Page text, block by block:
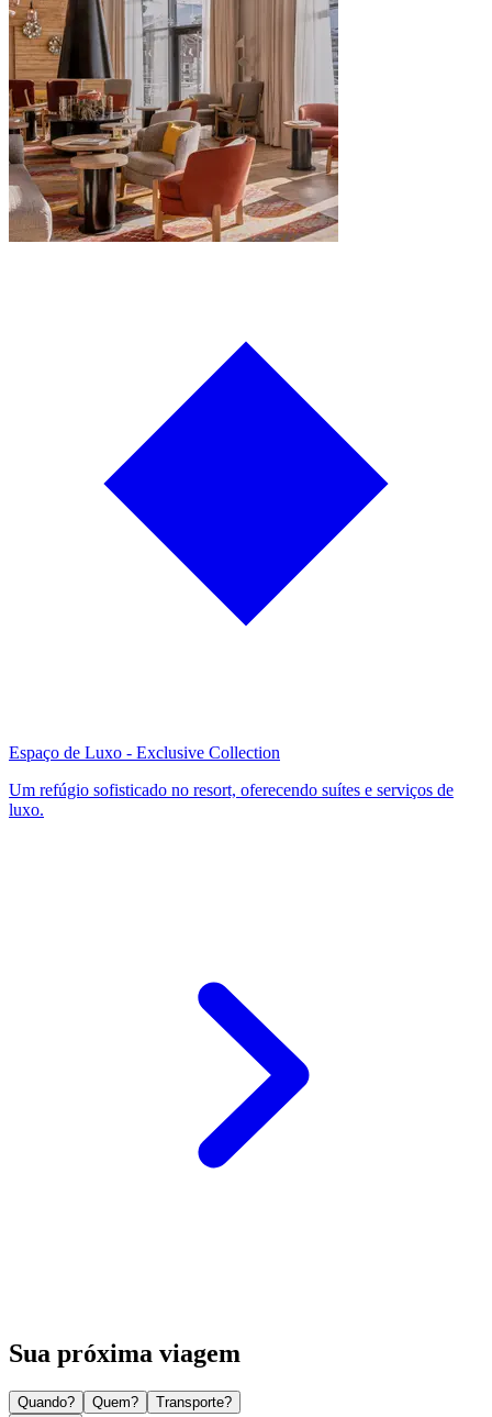
Espaço de Luxo - Exclusive Collection
Um refúgio sofisticado no resort, oferecendo suítes e serviços de
luxo.
Sua próxima viagem
Quando? Quem?
Transporte?